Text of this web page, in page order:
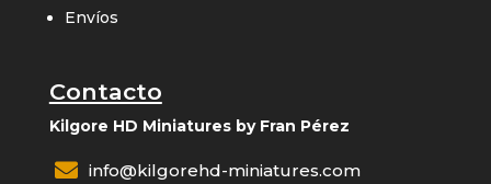
Envíos
Contacto
Kilgore HD Miniatures by Fran Pérez
 info@kilgorehd-miniatures.com